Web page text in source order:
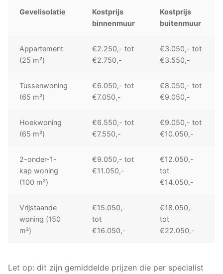
Gevelisolatie
Kostprijs
binnenmuur
Kostprijs
buitenmuur
Appartement
(25 m²)
€2.250,- tot
€2.750,-
€3.050,- tot
€3.550,-
Tussenwoning
(65 m²)
€6.050,- tot
€7.050,-
€8.050,- tot
€9.050,-
Hoekwoning
(65 m²)
€6.550,- tot
€7.550,-
€9.050,- tot
€10.050,-
2-onder-1-
kap woning
(100 m²)
€9.050,- tot
€11.050,-
€12.050,-
tot
€14.050,-
Vrijstaande
woning (150
m²)
€15.050,-
tot
€16.050,-
€18.050,-
tot
€22.050,-
Let op: dit zijn gemiddelde prijzen die per specialist